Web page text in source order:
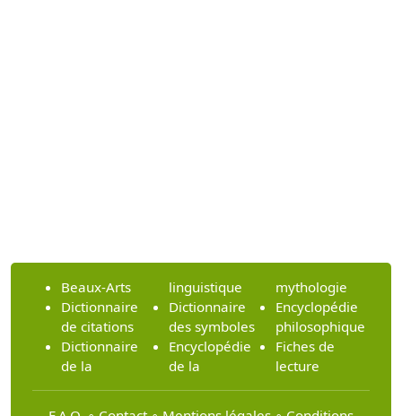
Beaux-Arts
Dictionnaire
de citations
Dictionnaire
de la
linguistique
Dictionnaire
des symboles
Encyclopédie
de la
mythologie
Encyclopédie
philosophique
Fiches de
lecture